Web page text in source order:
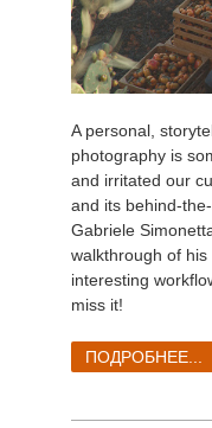
TeamManager
Softimage
LightWave
A personal,
photography is
and irritated our
and its behind-
Gabriele
walkthrough of
interesting
miss it!
ПОДРОБНЕЕ...